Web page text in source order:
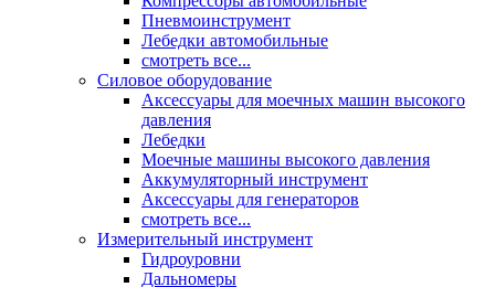
Пневмоинструмент
Лебедки автомобильные
смотреть все...
Силовое оборудование
Аксессуары для моечных машин высокого
давления
Лебедки
Моечные машины высокого давления
Аккумуляторный инструмент
Аксессуары для генераторов
смотреть все...
Измерительный инструмент
Гидроуровни
Дальномеры